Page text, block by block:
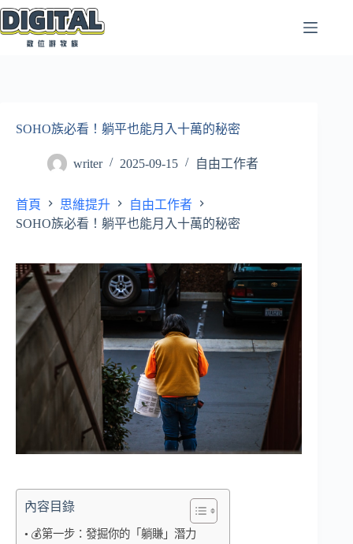
跳
至
SOHO族必看！躺平也能月入十萬的秘密
writer 2025-09-15 自由工作者
首頁 思維提升
自由工作者
SOHO族必看！躺平也能月入十萬的秘密
內容目錄
💰第一步：發掘你的「躺賺」潛力